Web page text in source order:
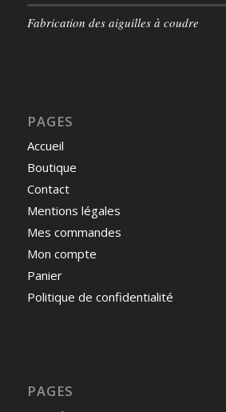
Fabrication des aiguilles à coudre
PAGES
Accueil
Boutique
Contact
Mentions légales
Mes commandes
Mon compte
Panier
Politique de confidentialité
PAGES